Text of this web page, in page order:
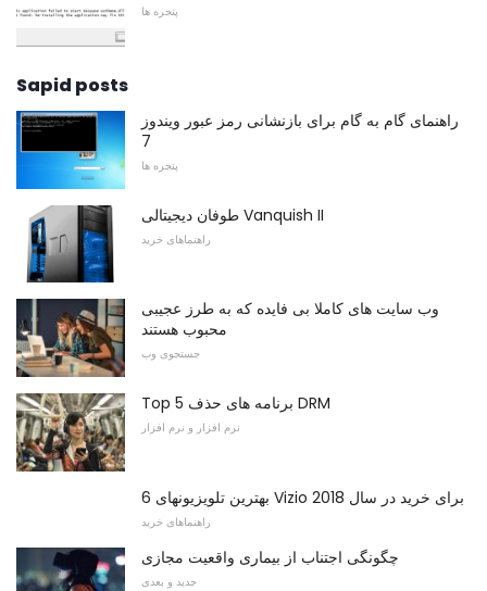
پنجره ها
Sapid posts
راهنمای گام به گام برای بازنشانی رمز عبور ویندوز
7
پنجره ها
طوفان دیجیتالی Vanquish II
راهنماهای خرید
وب سایت های کاملا بی فایده که به طرز عجیبی
محبوب هستند
جستجوی وب
Top 5 برنامه های حذف DRM
نرم افزار و نرم افزار
6 بهترین تلویزیونهای Vizio برای خرید در سال 2018
راهنماهای خرید
چگونگی اجتناب از بیماری واقعیت مجازی
جدید و بعدی